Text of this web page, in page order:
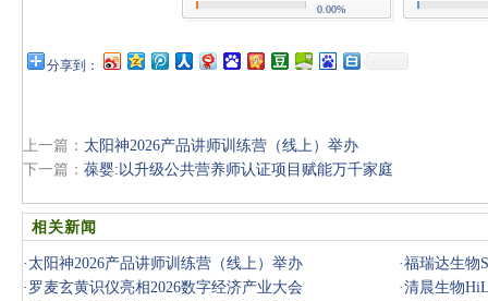
0.00%
分享到：
上一篇： 太阳神2026产品讲师训练营（线上）举办
下一篇： 葆婴:以升级公共营养师认证项目赋能万千家庭
相关新闻
· 太阳神2026产品讲师训练营（线上）举办 ·福瑞达生物
· 罗麦玄黄识仪亮相2026数字经济产业大会 ·清晨生物